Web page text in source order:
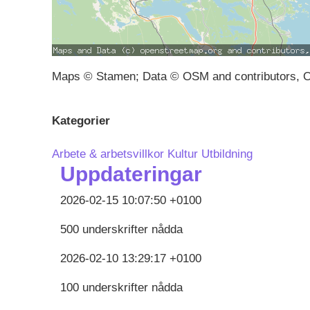
Maps © Stamen; Data © OSM and contributors,
Kategorier
Arbete & arbetsvillkor Kultur Utbildning
Uppdateringar
2026-02-15 10:07:50 +0100
500 underskrifter nådda
2026-02-10 13:29:17 +0100
100 underskrifter nådda